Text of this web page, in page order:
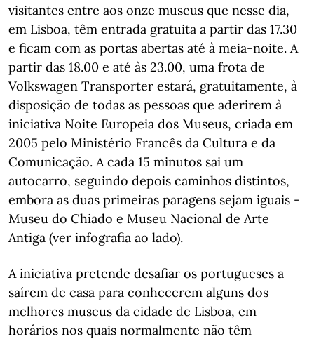
visitantes entre aos onze museus que nesse dia,
em Lisboa, têm entrada gratuita a partir das 17.30
e ficam com as portas abertas até à meia-noite. A
partir das 18.00 e até às 23.00, uma frota de
Volkswagen Transporter estará, gratuitamente, à
disposição de todas as pessoas que aderirem à
iniciativa Noite Europeia dos Museus, criada em
2005 pelo Ministério Francês da Cultura e da
Comunicação. A cada 15 minutos sai um
autocarro, seguindo depois caminhos distintos,
embora as duas primeiras paragens sejam iguais -
Museu do Chiado e Museu Nacional de Arte
Antiga (ver infografia ao lado).
A iniciativa pretende desafiar os portugueses a
saírem de casa para conhecerem alguns dos
melhores museus da cidade de Lisboa, em
horários nos quais normalmente não têm